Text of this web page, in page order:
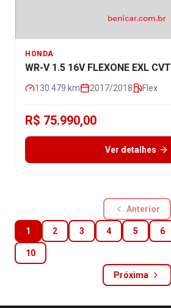
HONDA
WR-V 1.5 16V FLEXONE EXL CVT
130.479 km 2017/2018 Flex
R$ 75.990,00
Ver detalhes
Anterior
1 2 3 4 5 6
10
Próxima